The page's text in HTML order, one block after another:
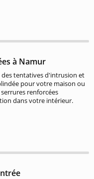
à Namur
tentatives d'intrusion et
pour votre maison ou
renforcées
dans votre intérieur.